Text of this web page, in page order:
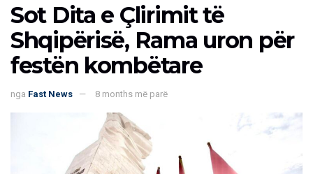
Sot Dita e Çlirimit të
Shqipërisë, Rama uron për
festën kombëtare
nga Fast News 8 months më parë